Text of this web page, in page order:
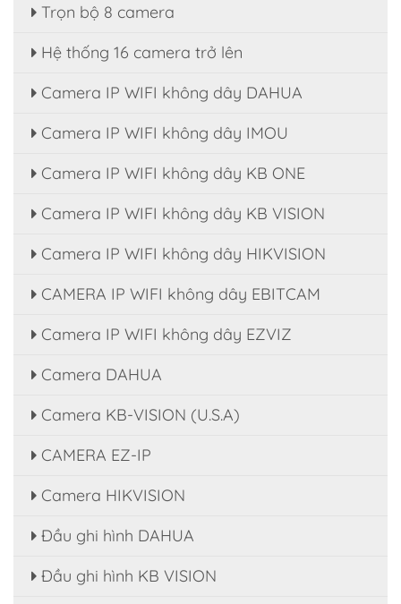
Trọn bộ 8 camera
Hệ thống 16 camera trở lên
Camera IP WIFI không dây DAHUA
Camera IP WIFI không dây IMOU
Camera IP WIFI không dây KB ONE
Camera IP WIFI không dây KB VISION
Camera IP WIFI không dây HIKVISION
CAMERA IP WIFI không dây EBITCAM
Camera IP WIFI không dây EZVIZ
Camera DAHUA
Camera KB-VISION (U.S.A)
CAMERA EZ-IP
Camera HIKVISION
Đầu ghi hình DAHUA
Đầu ghi hình KB VISION